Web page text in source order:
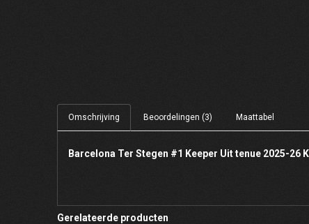
Omschrijving Beoordelingen (3) Maattabel
Barcelona Ter Stegen #1 Keeper Uit tenue 2025-26
Gerelateerde producten